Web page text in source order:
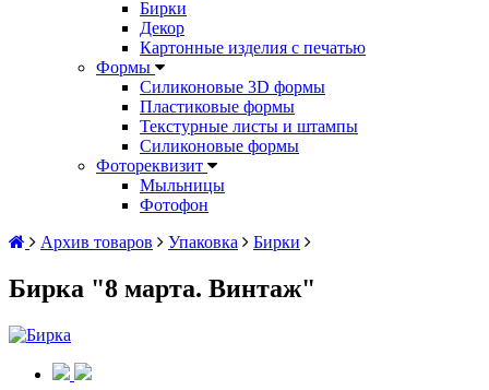
Бирки
Декор
Картонные изделия с печатью
Формы
Силиконовые 3D формы
Пластиковые формы
Текстурные листы и штампы
Силиконовые формы
Фотореквизит
Мыльницы
Фотофон
Архив товаров
Упаковка Бирки
Бирка "8 марта. Винтаж"